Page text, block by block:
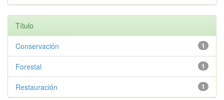
Título
1
Conservación
1
Forestal
1
Restauración